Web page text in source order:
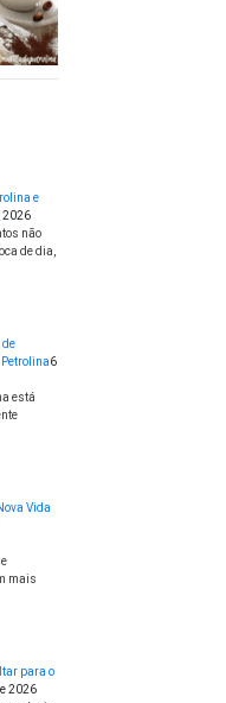
e
2026
não
de dia,
de
6
está
Vida
mais
para o
2026